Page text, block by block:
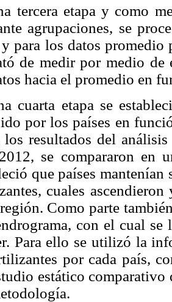
tercera etapa y como
agrupaciones, se
para los datos promedio
de medir por medio de
hacia el promedio en
cuarta etapa se
por los países en
los resultados del
se compararon en
que países
cuales
Como parte
con el cual
Para ello se utilizó la
por cada país,
estático comparativo